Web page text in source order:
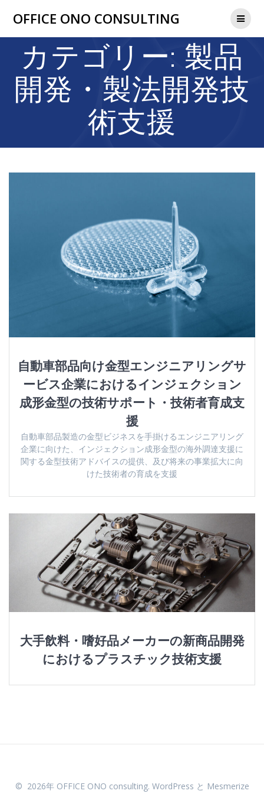
ン
ン
ツ
ス
キ
ッ
プ
OFFICE ONO CONSULTING
カテゴリー: 製品
開発・製法開発技
術支援
自動車部品向け金型エンジニアリングサ
ービス企業におけるインジェクション
成形金型の技術サポート・技術者育成支
援
自動車部品製造の金型ビジネスを手掛けるエンジニアリング
企業に向けた、インジェクション成形金型の海外調達支援に
関する金型技術アドバイスの提供、及び将来の事業拡大に向
けた技術者の育成を支援
大手飲料・嗜好品メーカーの新商品開発
におけるプラスチック技術支援
© 2026年 OFFICE ONO consulting. WordPress と Mesmerize